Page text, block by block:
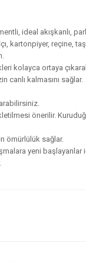
ideal akışkanlı,
kartonpiyer, reçine,
kolayca ortaya
canlı kalmasını sağlar.
önerilir.
ömürlülük sağlar.
yeni başlayanlar